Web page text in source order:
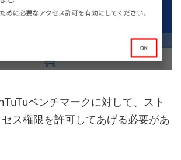
ベンチマークに対して、スト
ス権限を許可してあげる必要があ